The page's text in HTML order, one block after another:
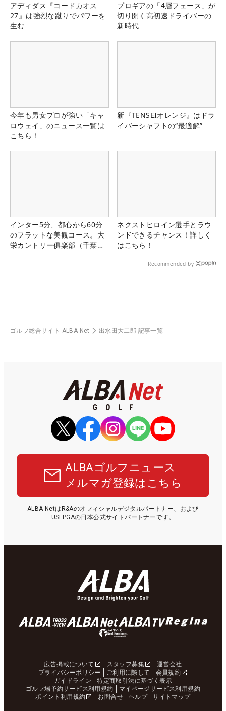
アディダス『コードカオス
27』は強烈な蹴りでパワーを
生む
プロギアの「4層フェース」が
切り開く高初速ドライバーの
新時代
今年も男女プロが強い「キャ
ロウェイ」のニュース一覧は
こちら！
新『TENSEIオレンジ』はドラ
イバーシャフトの“最適解”
インター5分、都心から60分
のフラットな美観コース。大
栄カントリー俱楽部（千葉
ネクストヒロイン選手とラウ
ンドできるチャンス！詳しく
はこちら！
Recommended by
ゴルフ総合サイト ALBA Net 出水田大二郎 記事一覧
ALBAゴルフニュース
メルマガ登録はこちら
ALBA NetはR&Aのオフィシャルデジタルパートナー、および
USLPGAの日本公式サイトパートナーです。
広告掲載について スタッフ募集
運営会社
プライバシーポリシー
ご利用に際して
会員規約
ガイドライン
特定商取引法に基づく表示
ゴルフ場予約サービス利用規約
マイページサービス利用規約
ポイント利用規約
お問合せ ヘルプ サイトマップ